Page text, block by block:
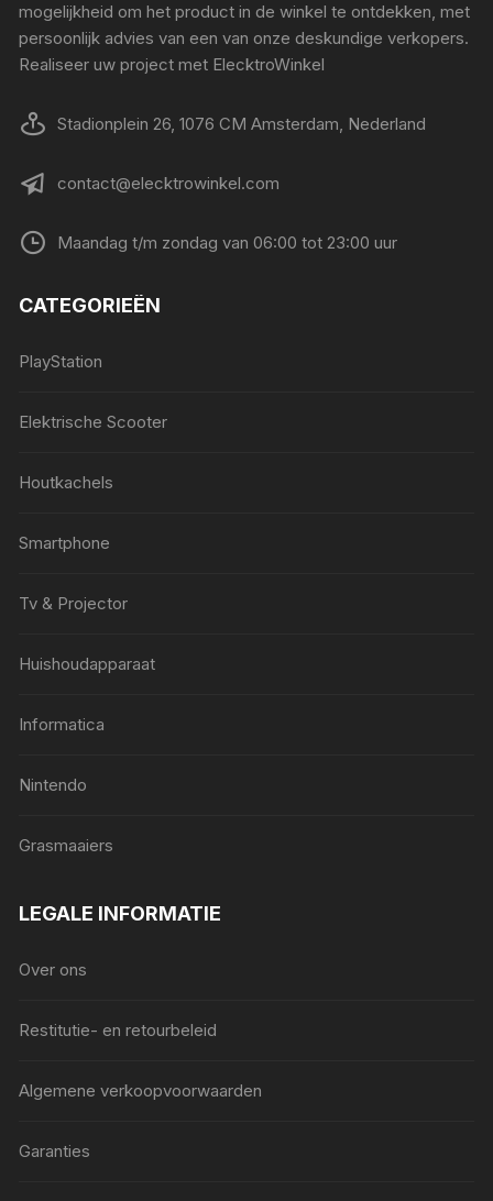
mogelijkheid om het product in de winkel te ontdekken, met
persoonlijk advies van een van onze deskundige verkopers.
Realiseer uw project met ElecktroWinkel
Stadionplein 26, 1076 CM Amsterdam, Nederland
contact@elecktrowinkel.com
Maandag t/m zondag van 06:00 tot 23:00 uur
CATEGORIEËN
PlayStation
Elektrische Scooter
Houtkachels
Smartphone
Tv & Projector
Huishoudapparaat
Informatica
Nintendo
Grasmaaiers
LEGALE INFORMATIE
Over ons
Restitutie- en retourbeleid
Algemene verkoopvoorwaarden
Garanties